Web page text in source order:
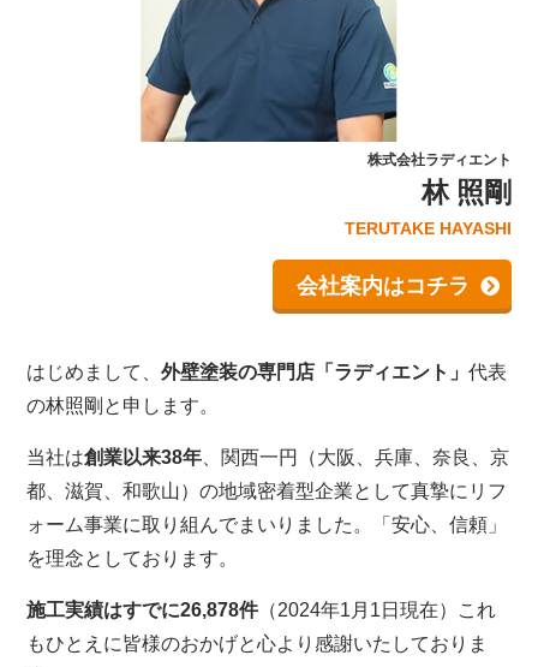
株式会社ラディエント
林 照剛
TERUTAKE HAYASHI
会社案内はコチラ
はじめまして、外壁塗装の専門店「ラディエント」代表
の林照剛と申します。
当社は創業以来38年 、関西一円（大阪、兵庫、奈良、京
都、滋賀、和歌山）の地域密着型企業として真摯にリフ
ォーム事業に取り組んでまいりました。「安心、信頼」
を理念としております。
施工実績はすでに26,878件（2024年1月1日現在）これ
もひとえに皆様のおかげと心より感謝いたしておりま